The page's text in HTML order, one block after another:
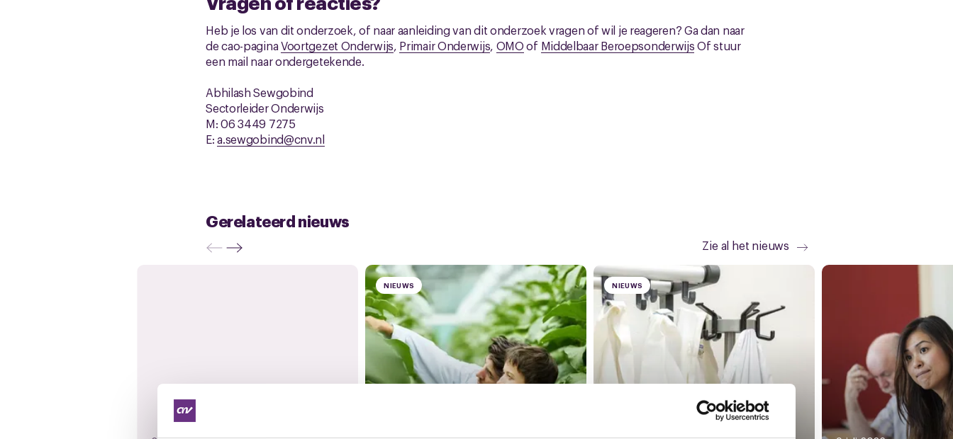
Heb je los van dit onderzoek, of naar aanleiding van dit onderzoek vragen of wil je reageren? Ga dan naar
de cao-paginaVoortgezet Onderwijs, Primair Onderwijs, OMOof Middelbaar BeroepsonderwijsOf stuur
een mail naar ondergetekende.
Abhilash Sewgobind
Sectorleider Onderwijs
M: 06 3449 7275
E:a.sewgobind@cnv.nl
Gerelateerd nieuws
Zie al het nieuws
NIEUWS NIEUWS